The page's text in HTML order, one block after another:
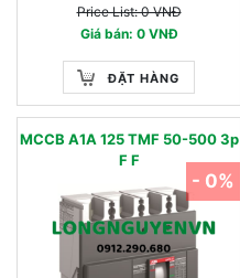
Price List: 0 VNĐ
Giá bán: 0 VNĐ
ĐẶT HÀNG
MCCB A1A 125 TMF 50-500 3p
F F
- 0%